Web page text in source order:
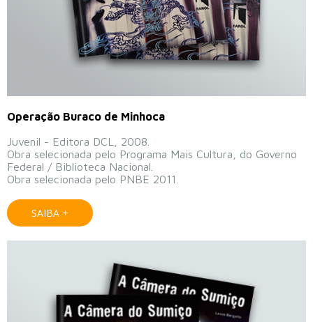
Operação Buraco de Minhoca
Juvenil - Editora DCL, 2008.
Obra selecionada pelo Programa Mais Cultura, do Governo
Federal / Biblioteca Nacional.
Obra selecionada pelo PNBE 2011.
SAIBA +